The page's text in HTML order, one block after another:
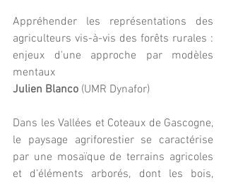
Appréhender les représentations des
agriculteurs vis-à-vis des forêts rurales :
enjeux d'une approche par modèles
mentaux
Julien Blanco (UMR Dynafor)
Dans les Vallées et Coteaux de Gascogne,
le paysage agriforestier se caractérise
par une mosaïque de terrains agricoles
et d’éléments arborés, dont les bois,